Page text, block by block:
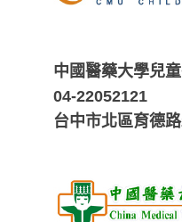
中國醫藥大學兒
04-22052121
台中市北區育德